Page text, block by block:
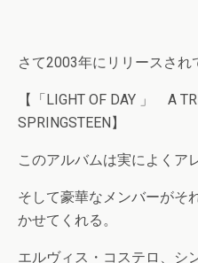
さて2003年にリリースされ
【「LIGHT OF DAY 」 A
SPRINGSTEEN】
このアルバムは実によくア
そして豪華なメンバーがそ
かせてくれる。
エルヴィス・コステロ、シ